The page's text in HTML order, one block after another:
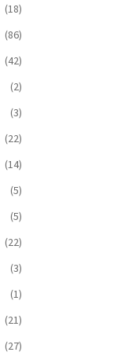
(18)
(86)
(42)
(2)
(3)
(22)
(14)
(5)
(5)
(22)
(3)
(1)
(21)
(27)